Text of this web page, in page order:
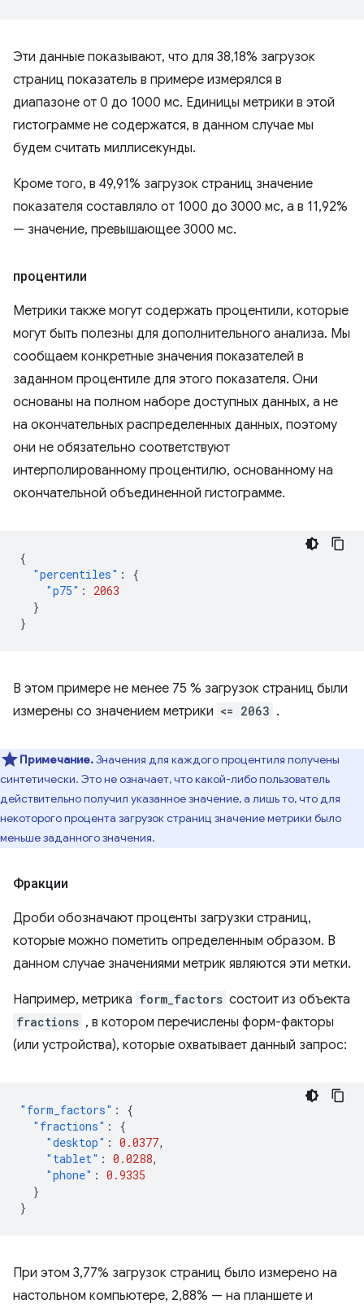
Эти данные показывают, что для 38,18% загрузок
страниц показатель в примере измерялся в
диапазоне от 0 до 1000 мс. Единицы метрики в этой
гистограмме не содержатся, в данном случае мы
будем считать миллисекунды.
Кроме того, в 49,91% загрузок страниц значение
показателя составляло от 1000 до 3000 мс, а в 11,92%
— значение, превышающее 3000 мс.
процентили
Метрики также могут содержать процентили, которые
могут быть полезны для дополнительного анализа. Мы
сообщаем конкретные значения показателей в
заданном процентиле для этого показателя. Они
основаны на полном наборе доступных данных, а не
на окончательных распределенных данных, поэтому
они не обязательно соответствуют
интерполированному процентилю, основанному на
окончательной объединенной гистограмме.
{
"percentiles" :
{
"p75" :
2063
}
}
В этом примере не менее 75 % загрузок страниц были
измерены со значением метрики <= 2063 .
Примечание.Значения для каждого процентиля получены
синтетически. Это не означает, что какой-либо пользователь
действительно получил указанное значение, а лишь то, что для
некоторого процента загрузок страниц значение метрики было
меньше заданного значения.
Фракции
Дроби обозначают проценты загрузки страниц,
которые можно пометить определенным образом. В
данном случае значениями метрик являются эти метки.
Например, метрика form_factors состоит из объекта
fractions , в котором перечислены форм-факторы
(или устройства), которые охватывает данный запрос:
"form_factors" :
{
"fractions" :
{
"desktop" : 0.0377,
"tablet" : 0.0288,
"phone" : 0.9335
}
}
При этом 3,77% загрузок страниц было измерено на
настольном компьютере, 2,88% — на планшете и